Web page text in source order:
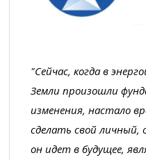
"Сейчас, когда в
Земли произошли
изменения, настало
сделать свой личный,
он идет в будущее,